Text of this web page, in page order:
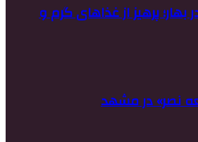
پرهیز از غذاهای گرم و
نصر» در مشهد